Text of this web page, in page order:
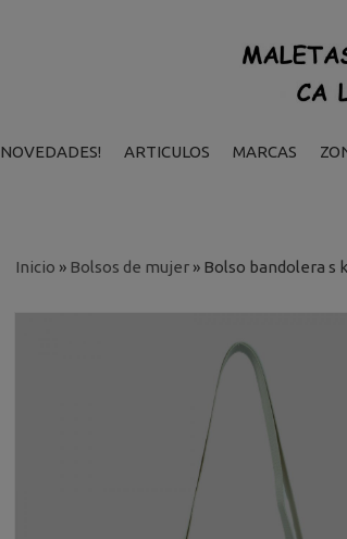
NOVEDADES! ARTICULOS MARCAS
Inicio » Bolsos de mujer» Bolso bandolera s